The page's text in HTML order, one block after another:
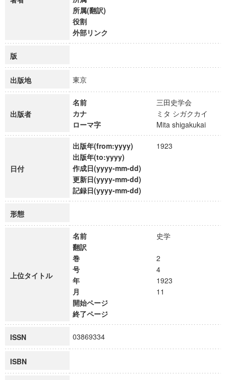
所属(翻訳)
役割
外部リンク
版
出版地 東京
出版者
名前
三田史学会
カナ
ミタ シガクカイ
ローマ字
Mita shigakukai
日付
出版年(from:yyyy)
1923
出版年(to:yyyy)
作成日(yyyy-mm-dd)
更新日(yyyy-mm-dd)
記録日(yyyy-mm-dd)
形態
上位タイトル
名前
史学
翻訳
巻
2
号
4
年
1923
月
11
開始ページ
終了ページ
ISSN 03869334
ISBN